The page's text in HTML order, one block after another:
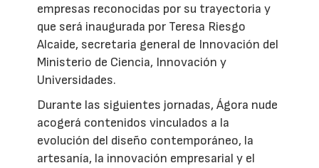
empresas reconocidas por su trayectoria y
que será inaugurada por Teresa Riesgo
Alcaide, secretaria general de Innovación del
Ministerio de Ciencia, Innovación y
Universidades.
Durante las siguientes jornadas, Ágora nude
acogerá contenidos vinculados a la
evolución del diseño contemporáneo, la
artesanía, la innovación empresarial y el